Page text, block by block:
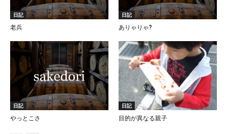
日記
老兵
日記
ありゃりゃ?
日記
やっとこさ
日記
目的が異なる親子